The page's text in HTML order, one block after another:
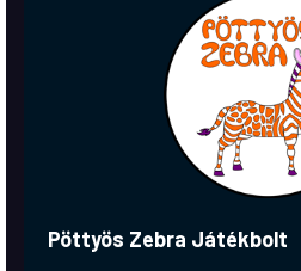
Pöttyös Zebra Játékbolt